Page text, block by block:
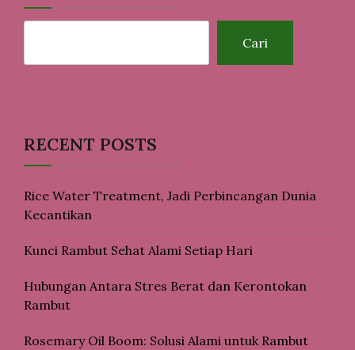
Cari
RECENT POSTS
Rice Water Treatment, Jadi Perbincangan Dunia
Kecantikan
Kunci Rambut Sehat Alami Setiap Hari
Hubungan Antara Stres Berat dan Kerontokan
Rambut
Rosemary Oil Boom: Solusi Alami untuk Rambut